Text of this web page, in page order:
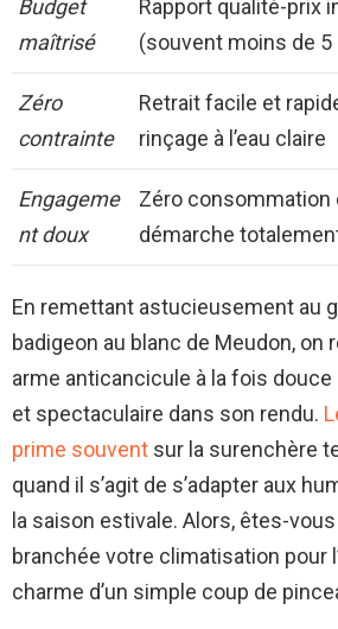
Budget
maîtrisé
Rapport qualité-prix
(souvent moins de 5
Zéro
contrainte
Retrait facile et
rinçage à l’eau claire
Engageme
nt doux
Zéro consommation
démarche
En remettant astucieusement au
badigeon au blanc de Meudon, on
arme anticancicule à la fois
et spectaculaire dans son rendu.
prime souvent sur la surenchère
quand il s’agit de s’adapter aux
la saison estivale. Alors, êtes-
branchée votre climatisation pour
charme d’un simple coup de